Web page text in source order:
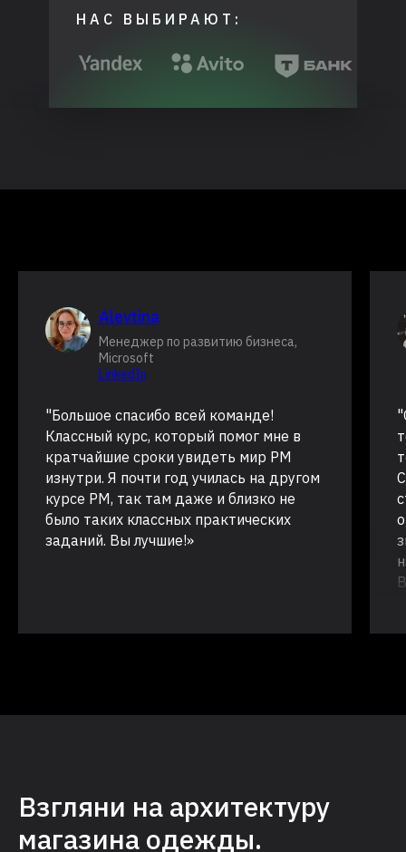
НАС ВЫБИРАЮТ:
Alevtina
Менеджер по развитию бизнеса,
Microsoft
LinkedIn
"Большое спасибо всей команде!
Классный курс, который помог мне в
кратчайшие сроки увидеть мир PM
изнутри. Я почти год училась на другом
курсе PM, так там даже и близко не
было таких классных практических
заданий. Вы лучшие!»
Взгляни на архитектуру
магазина одежды.